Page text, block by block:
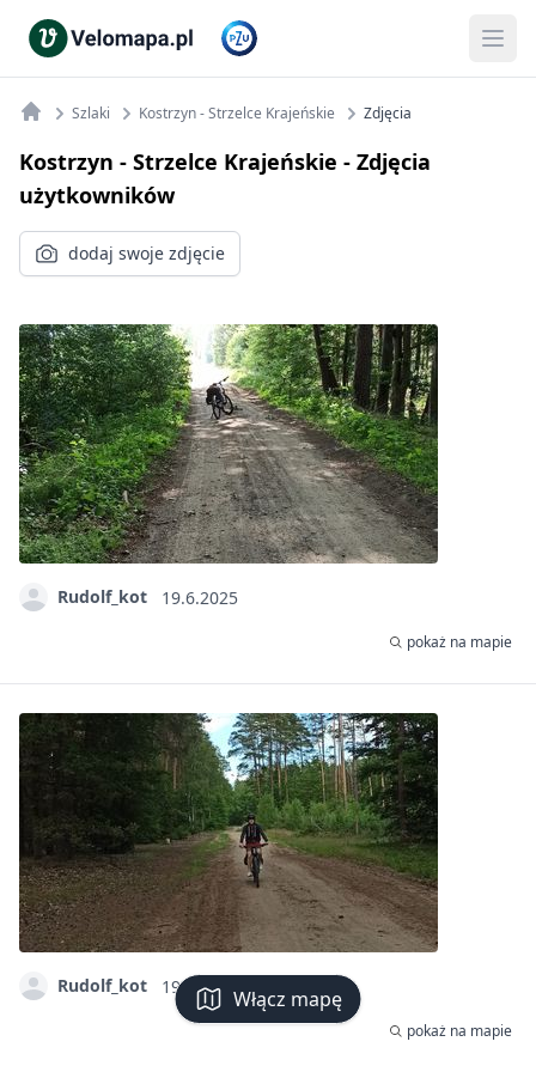
Włącz mapę
Szlaki Kostrzyn - Strzelce Krajeńskie Zdjęcia
Kostrzyn - Strzelce Krajeńskie - Zdjęcia
użytkowników
dodaj swoje zdjęcie
Rudolf_kot 19.6.2025
pokaż na mapie
Rudolf_kot 19.6.2025
pokaż na mapie